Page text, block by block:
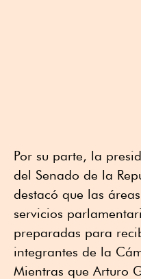
Por su parte, la
del Senado de la
destacó que las
servicios
preparadas para
integrantes de la
Mientras que Arturo